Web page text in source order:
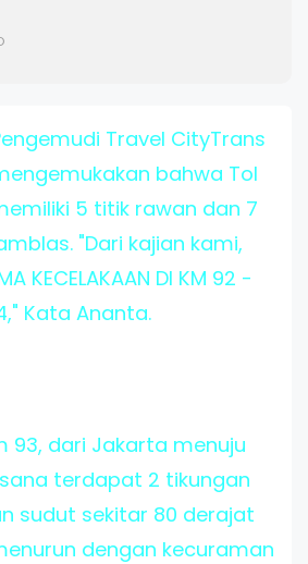
Travel CityTrans
bahwa Tol
5 titik rawan dan 7
"Dari kajian kami,
KECELAKAAN DI KM 92 -
Kata Ananta.
93, dari Jakarta menuju
terdapat 2 tikungan
sudut sekitar 80 derajat
dengan kecuraman